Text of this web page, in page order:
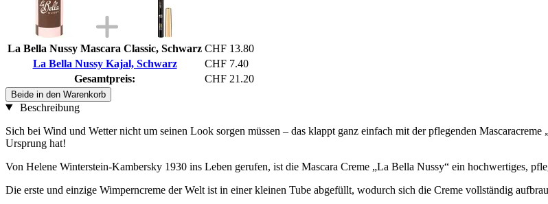
La Bella Nussy Mascara Classic, Schwarz CHF 13.80
La Bella Nussy Kajal, Schwarz
CHF 7.40
Gesamtpreis:
CHF 21.20
Beide in den Warenkorb
Beschreibung
Sich bei Wind und Wetter nicht um seinen Look sorgen müssen – das klappt ganz einfach mit der pflegenden
Ursprung hat!
Von Helene Winterstein-Kambersky 1930 ins Leben gerufen, ist die Mascara Creme „La Bella Nussy“ ein hochwertiges,
Die erste und einzige Wimperncreme der Welt ist in einer kleinen Tube abgefüllt, wodurch sich die Creme vollständig